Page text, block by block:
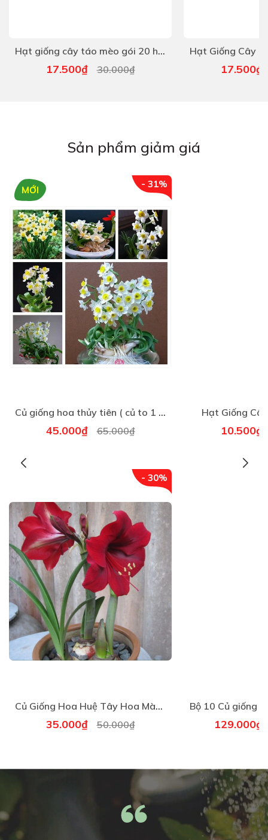
Hạt giống cây táo mèo gói 20 hạt
17.500₫ 30.000₫ 17.500₫
Sản phẩm giảm giá
- 31%
MỚI
Củ giống hoa thủy tiên ( củ to 1 củ được 4-5 nhánh hoa )
45.000₫ 65.000₫
Hạt Giống
10.500₫
- 30%
Củ Giống Hoa Huệ Tây Hoa Màu Đỏ Nhung
35.000₫ 50.000₫ 129.000₫